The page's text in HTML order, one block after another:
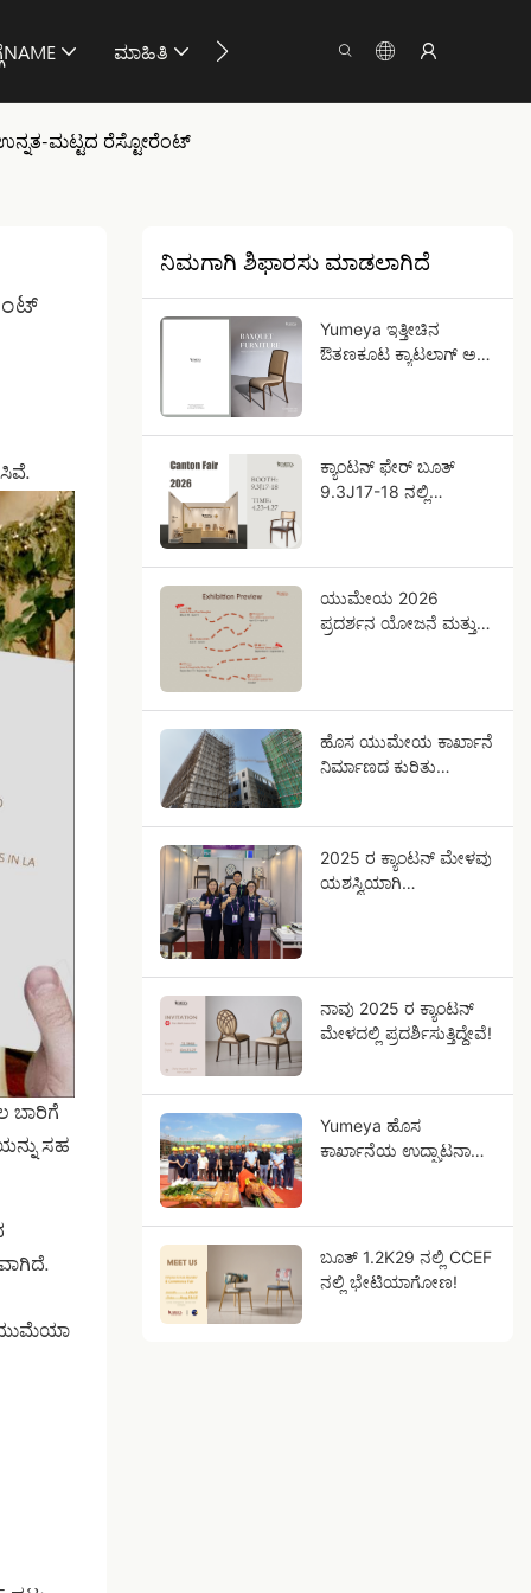
ಮಾಹಿತಿ ನಮ್ಮನ್ನು ಸಂಪರ್ಕಿಸು
ಮಟ್ಟದ ರೆಸ್ಟೋರೆಂಟ್
ಬಾರಿಗೆ
ಸಹ
ಯುಮೆಯಾ
ನಿಮಗಾಗಿ ಶಿಫಾರಸು ಮಾಡಲಾಗಿದೆ
Yumeya ಇತ್ತೀಚಿನ
ಔತಣಕೂಟ ಕ್ಯಾಟಲಾಗ್ ಅನ್ನು
ಕ್ಯಾಂಟನ್ ಫೇರ್ ಬೂತ್
9.3J17-18 ನಲ್ಲಿ
ಯುಮೇಯ 2026
ಪ್ರದರ್ಶನ ಯೋಜನೆ ಮತ್ತು
ಹೊಸ ಯುಮೇಯ ಕಾರ್ಖಾನೆ
ನಿರ್ಮಾಣದ ಕುರಿತು
2025 ರ ಕ್ಯಾಂಟನ್ ಮೇಳವು
ಯಶಸ್ವಿಯಾಗಿ
ನಾವು 2025 ರ ಕ್ಯಾಂಟನ್
ಮೇಳದಲ್ಲಿ ಪ್ರದರ್ಶಿಸುತ್ತಿದ್ದೇವೆ!
Yumeya ಹೊಸ
ಕಾರ್ಖಾನೆಯ ಉದ್ಘಾಟನಾ
ಬೂತ್ 1.2K29 ನಲ್ಲಿ CCEF
ನಲ್ಲಿ ಭೇಟಿಯಾಗೋಣ!